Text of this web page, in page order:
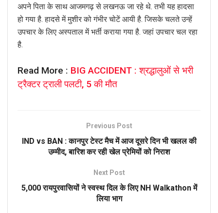
अपने पिता के साथ आजमगढ़ से लखनऊ जा रहे थे. तभी यह हादसा
हो गया है. हादसे में मुशीर को गंभीर चोटें आयी है. जिसके चलते उन्हें
उपचार के लिए अस्पताल में भर्ती कराया गया है. जहां उपचार चल रहा
है.
Read More : BIG ACCIDENT : श्रद्धालुओं से भरी
ट्रैक्टर ट्राली पलटी, 5 की मौत
Previous Post
IND vs BAN : कानपुर टेस्ट मैच में आज दूसरे दिन भी खलल की
उम्मीद, बारिश कर रही खेल प्रेमियों को निराश
Next Post
5,000 रायपुरवासियों ने स्वस्थ दिल के लिए NH Walkathon में
लिया भाग